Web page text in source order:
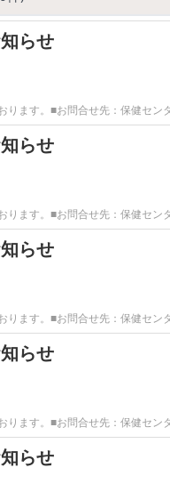
らせ
ります。■お問合せ先：保健セ
らせ
ります。■お問合せ先：保健セ
らせ
ります。■お問合せ先：保健セ
らせ
ります。■お問合せ先：保健セ
らせ